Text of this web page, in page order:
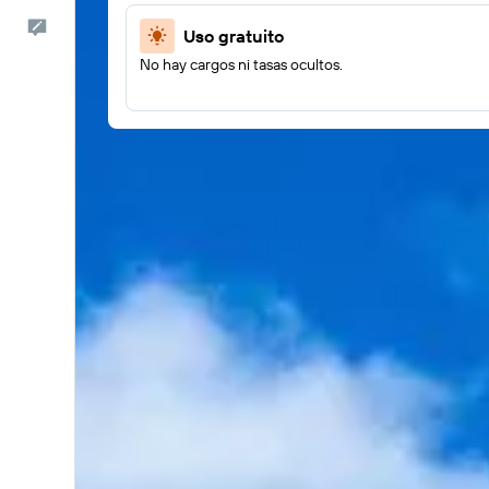
Comentarios Uso gratuito
No hay cargos ni tasas ocultos.